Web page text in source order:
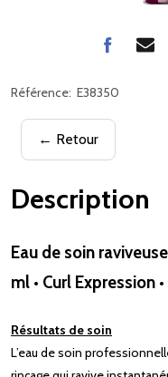
Référence: E38350
← Retour
Description
Eau de soin
ml • Curl Expression
Résultats de soin
L’eau de soin